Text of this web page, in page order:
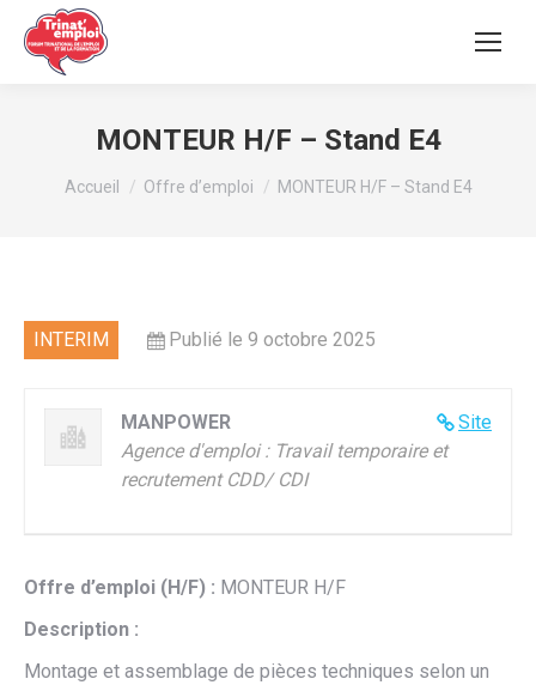
MONTEUR H/F – Stand E4
Vous êtes ici :
Accueil Offre d’emploi MONTEUR H/F – Stand E4
INTERIM Publié le 9 octobre 2025
Site
MANPOWER
Agence d'emploi : Travail temporaire et
recrutement CDD/ CDI
Offre d’emploi (H/F) : MONTEUR H/F
Description :
Montage et assemblage de pièces techniques selon un